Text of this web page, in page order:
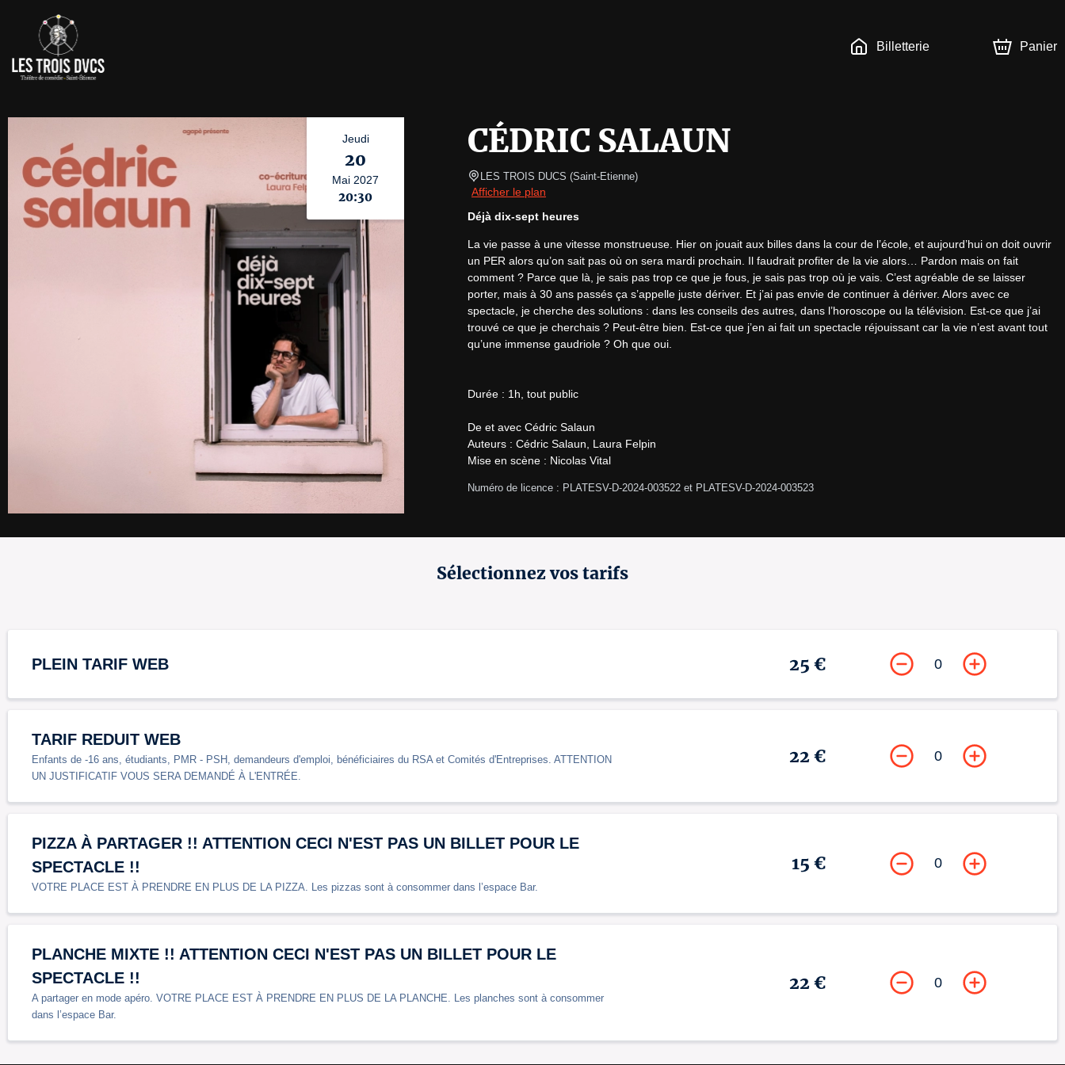
Billetterie Panier
Jeudi
20
Mai 2027
20:30
CÉDRIC SALAUN
LES TROIS DUCS (Saint-Etienne)
Afficher le plan
Déjà dix-sept heures
La vie passe à une vitesse monstrueuse. Hier on jouait aux billes dans la cour de l’école, et aujourd’hui on doit ouvrir
un PER alors qu’on sait pas où on sera mardi prochain. Il faudrait profiter de la vie alors… Pardon mais on fait
comment ? Parce que là, je sais pas trop ce que je fous, je sais pas trop où je vais. C’est agréable de se laisser
porter, mais à 30 ans passés ça s’appelle juste dériver. Et j’ai pas envie de continuer à dériver. Alors avec ce
spectacle, je cherche des solutions : dans les conseils des autres, dans l’horoscope ou la télévision. Est-ce que j’ai
trouvé ce que je cherchais ? Peut-être bien. Est-ce que j’en ai fait un spectacle réjouissant car la vie n’est avant tout
qu’une immense gaudriole ? Oh que oui.
Durée : 1h, tout public
De et avec Cédric Salaun
Auteurs : Cédric Salaun, Laura Felpin
Mise en scène : Nicolas Vital
Numéro de licence : PLATESV-D-2024-003522 et PLATESV-D-2024-003523
Sélectionnez vos tarifs
PLEIN TARIF WEB 25 € 0
TARIF REDUIT WEB
Enfants de -16 ans, étudiants, PMR - PSH, demandeurs d'emploi, bénéficiaires du RSA et Comités d'Entreprises. ATTENTION
UN JUSTIFICATIF VOUS SERA DEMANDÉ À L'ENTRÉE.
22 € 0
PIZZA À PARTAGER !! ATTENTION CECI N'EST PAS UN BILLET POUR LE
SPECTACLE !!
VOTRE PLACE EST À PRENDRE EN PLUS DE LA PIZZA. Les pizzas sont à consommer dans l’espace Bar.
15 € 0
PLANCHE MIXTE !! ATTENTION CECI N'EST PAS UN BILLET POUR LE
SPECTACLE !!
A partager en mode apéro. VOTRE PLACE EST À PRENDRE EN PLUS DE LA PLANCHE. Les planches sont à consommer
dans l’espace Bar.
22 € 0